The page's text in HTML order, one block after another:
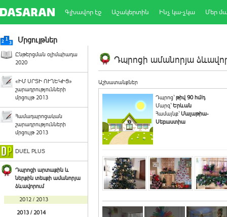
Գլխավոր էջ Աշակերտին Ինչ կա-չկա Մեր
Մրցույթներ
Ընթերցման օլիմպիադա
2020
«ԻՄ ՍՐՏԻ ՈՒՂԵԿԻՑ»
շարադրությունների
մրցույթ 2013
Համադպրոցական
շարադրությունների
մրցույթ 2013
DUEL PLUS
Դպրոցի արտաքին և
ներքին տեսքի ամանորյա
ձևավորում
2012 / 2013
2013 / 2014
Դպրոցի ամանորյա
Աշխատանքներ
Դպրոց`թիվ 90 հմ/դ
Մարզ`Երևան
Համայնք`Մալաթիա-
Սեբաստիա